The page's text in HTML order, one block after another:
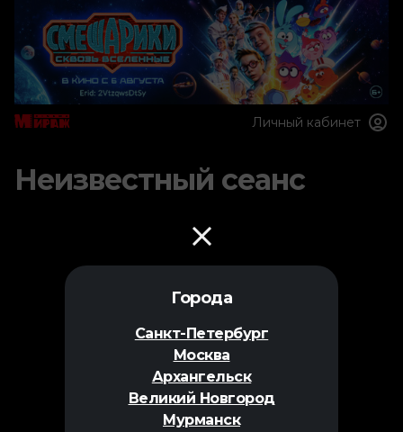
Города
Санкт-Петербург
Москва
Архангельск
Великий Новгород
Мурманск
Личный кабинет
Неизвестный сеанс